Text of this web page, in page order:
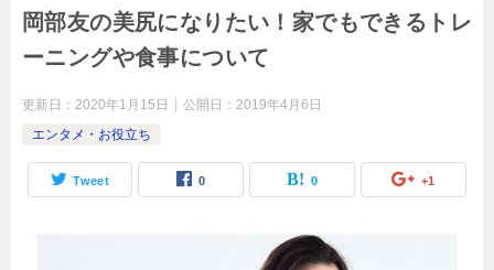
岡部友の美尻になりたい！家でもできるトレ
ーニングや食事について
更新日： 2020年1月15日 公開日： 2019年4月6日
エンタメ・お役立ち
Tweet 0 0 +1